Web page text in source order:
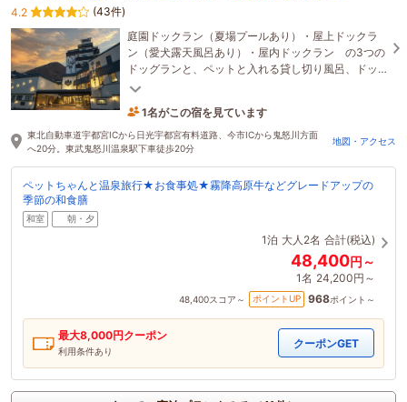
4.2
(43件)
庭園ドックラン（夏場プールあり）・屋上ドックラ
ン（愛犬露天風呂あり）・屋内ドックラン の3つの
ドッグランと、ペットと入れる貸し切り風呂、ドッ
クラン付特別室は愛犬・愛猫に最高！
1名がこの宿を見ています
22分前に予約されました
東北自動車道宇都宮ICから日光宇都宮有料道路、今市ICから鬼怒川方面
へ20分。東武鬼怒川温泉駅下車徒歩20分
地図・アクセス
ペットちゃんと温泉旅行★お食事処★霧降高原牛などグレードアップの
季節の和食膳
和室 朝・夕
1泊 大人2名 合計(税込)
48,400円～
1名 24,200円～
48,400スコア～ ポイントUP 968ポイント～
最大8,000円クーポン
利用条件あり
クーポンGET